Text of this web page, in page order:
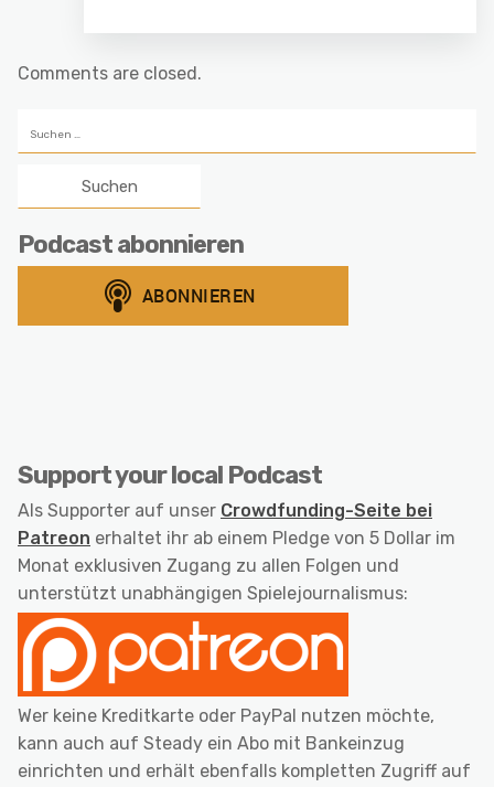
Comments are closed.
nach:
Podcast abonnieren
Support your local Podcast
Als Supporter auf unser Crowdfunding-Seite bei
Patreon erhaltet ihr ab einem Pledge von 5 Dollar im
Monat exklusiven Zugang zu allen Folgen und
unterstützt unabhängigen Spielejournalismus:
Wer keine Kreditkarte oder PayPal nutzen möchte,
kann auch auf Steady ein Abo mit Bankeinzug
einrichten und erhält ebenfalls kompletten Zugriff auf